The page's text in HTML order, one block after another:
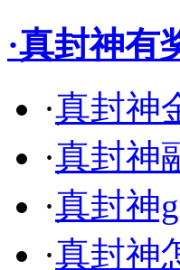
·真封神有
·真封神
·真封神
·真封神
·真封神